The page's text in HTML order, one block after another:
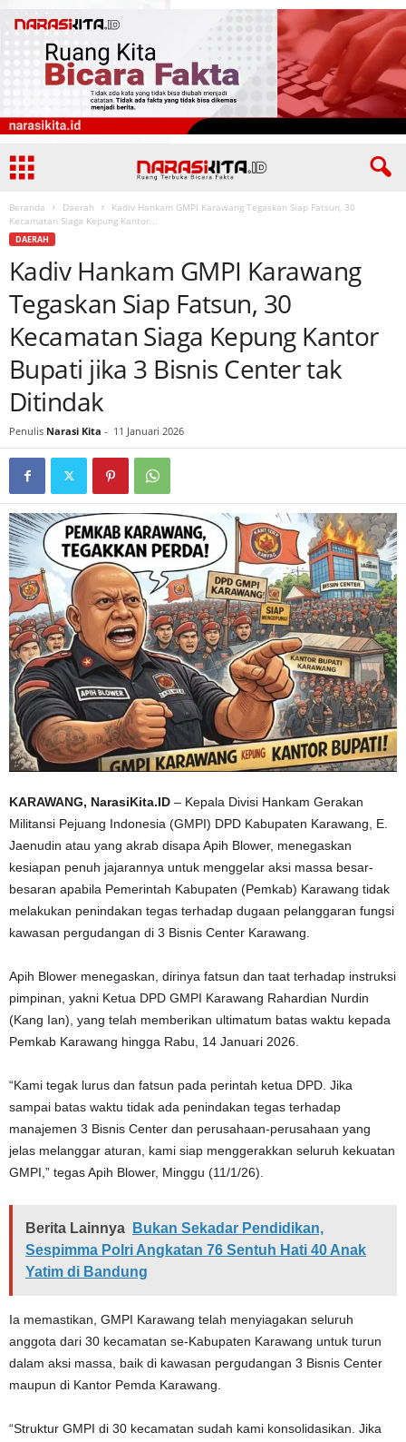
Beranda Daerah
Kadiv Hankam GMPI Karawang Tegaskan Siap Fatsun, 30
Kecamatan Siaga Kepung Kantor...
DAERAH
Kadiv Hankam GMPI Karawang
Tegaskan Siap Fatsun, 30
Kecamatan Siaga Kepung Kantor
Bupati jika 3 Bisnis Center tak
Ditindak
Penulis Narasi Kita - 11 Januari 2026
KARAWANG, NarasiKita.ID – Kepala Divisi Hankam Gerakan
Militansi Pejuang Indonesia (GMPI) DPD Kabupaten Karawang, E.
Jaenudin atau yang akrab disapa Apih Blower, menegaskan
kesiapan penuh jajarannya untuk menggelar aksi massa besar-
besaran apabila Pemerintah Kabupaten (Pemkab) Karawang tidak
melakukan penindakan tegas terhadap dugaan pelanggaran fungsi
kawasan pergudangan di 3 Bisnis Center Karawang.
Apih Blower menegaskan, dirinya fatsun dan taat terhadap instruksi
pimpinan, yakni Ketua DPD GMPI Karawang Rahardian Nurdin
(Kang Ian), yang telah memberikan ultimatum batas waktu kepada
Pemkab Karawang hingga Rabu, 14 Januari 2026.
“Kami tegak lurus dan fatsun pada perintah ketua DPD. Jika
sampai batas waktu tidak ada penindakan tegas terhadap
manajemen 3 Bisnis Center dan perusahaan-perusahaan yang
jelas melanggar aturan, kami siap menggerakkan seluruh kekuatan
GMPI,” tegas Apih Blower, Minggu (11/1/26).
Berita Lainnya
Bukan Sekadar Pendidikan,
Sespimma Polri Angkatan 76 Sentuh Hati 40 Anak
Yatim di Bandung
Ia memastikan, GMPI Karawang telah menyiagakan seluruh
anggota dari 30 kecamatan se-Kabupaten Karawang untuk turun
dalam aksi massa, baik di kawasan pergudangan 3 Bisnis Center
maupun di Kantor Pemda Karawang.
“Struktur GMPI di 30 kecamatan sudah kami konsolidasikan. Jika